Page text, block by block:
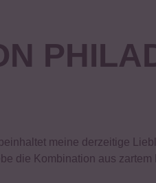
meine derzeitige
die Kombination aus